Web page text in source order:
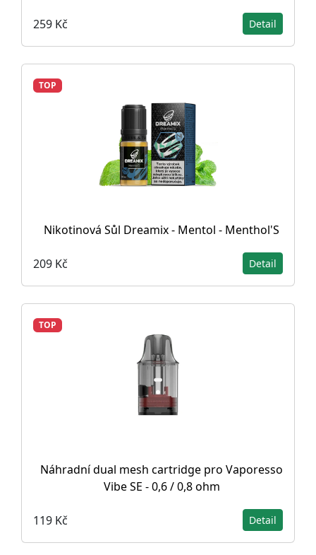
259 Kč Detail
TOP
Nikotinová Sůl Dreamix - Mentol - Menthol'S
209 Kč Detail
TOP
Náhradní dual mesh cartridge pro Vaporesso
Vibe SE - 0,6 / 0,8 ohm
119 Kč Detail